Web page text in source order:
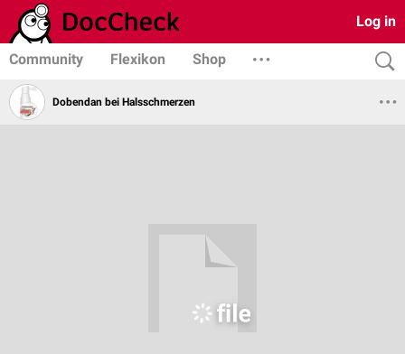
Log in
Community Flexikon Shop
Dobendan bei Halsschmerzen